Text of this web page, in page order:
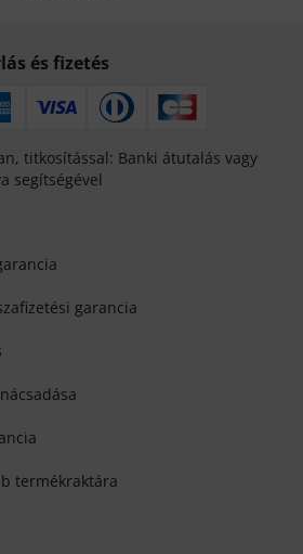
és fizetés
titkosítással: Banki átutalás vagy
segítségével
garancia
termékraktára